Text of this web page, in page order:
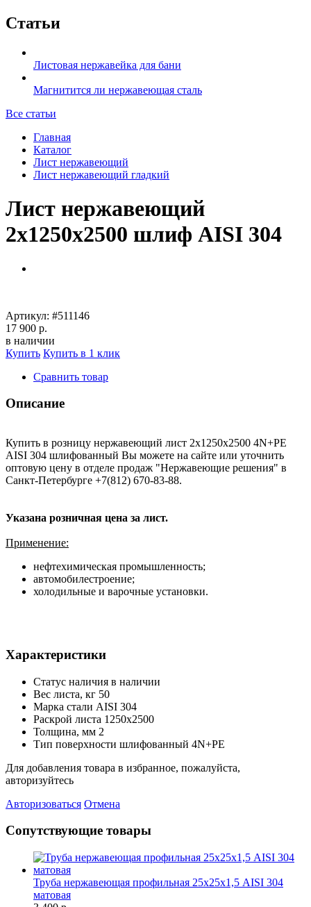
Статьи
Листовая нержавейка для бани
Магнитится ли нержавеющая сталь
Все статьи
Главная
Каталог
Лист нержавеющий
Лист нержавеющий гладкий
Лист нержавеющий
2х1250х2500 шлиф AISI 304
Артикул: #511146
17 900 р.
в наличии
Купить Купить в 1 клик
Сравнить товар
Описание
Купить в розницу нержавеющий лист 2х1250х2500 4N+PE
AISI 304 шлифованный Вы можете на сайте или уточнить
оптовую цену в отделе продаж "Нержавеющие решения" в
Санкт-Петербурге +7(812) 670-83-88.
Указана розничная цена за лист.
Применение:
нефтехимическая промышленность;
автомобилестроение;
холодильные и варочные установки.
Характеристики
Статус наличия в наличии
Вес листа, кг 50
Марка стали AISI 304
Раскрой листа 1250х2500
Толщина, мм 2
Тип поверхности шлифованный 4N+PE
Для добавления товара в избранное, пожалуйста,
авторизуйтесь
Авторизоваться Отмена
Сопутствующие товары
Труба нержавеющая профильная 25х25х1,5 AISI 304
матовая